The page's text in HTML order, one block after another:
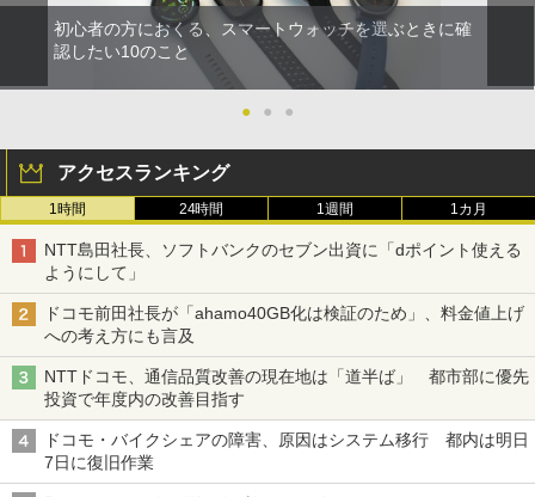
初心者の方におくる、スマートウォッチを選ぶときに確
認したい10のこと
● ● ●
アクセスランキング
1時間 24時間 1週間 1カ月
NTT島田社長、ソフトバンクのセブン出資に「dポイント使える
ようにして」
ドコモ前田社長が「ahamo40GB化は検証のため」、料金値上げ
への考え方にも言及
NTTドコモ、通信品質改善の現在地は「道半ば」 都市部に優先
投資で年度内の改善目指す
ドコモ・バイクシェアの障害、原因はシステム移行 都内は明日
7日に復旧作業